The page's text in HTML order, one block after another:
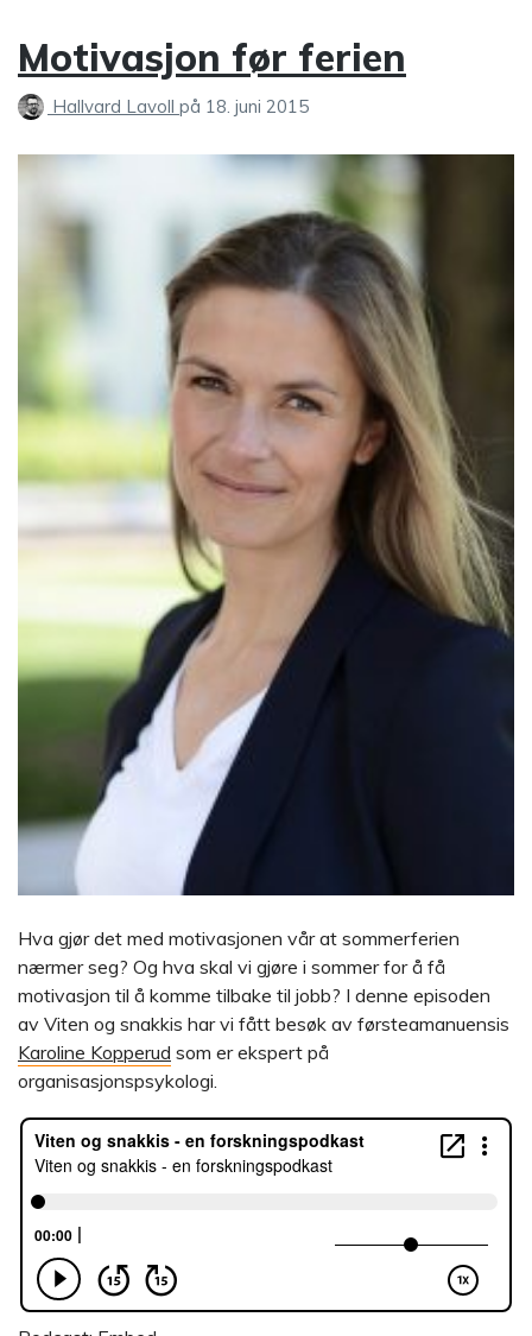
Motivasjon før ferien
Hallvard Lavoll på 18. juni 2015
Hva gjør det med motivasjonen vår at sommerferien
nærmer seg? Og hva skal vi gjøre i sommer for å få
motivasjon til å komme tilbake til jobb? I denne episoden
av Viten og snakkis har vi fått besøk av førsteamanuensis
Karoline Kopperud som er ekspert på
organisasjonspsykologi.